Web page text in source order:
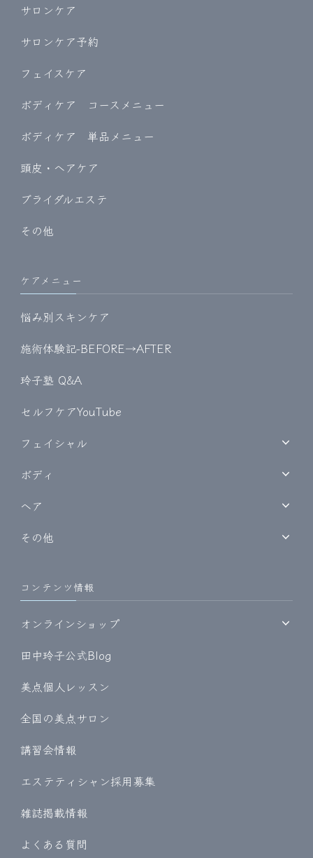
サロンケア
サロンケア予約
フェイスケア
ボディケア コースメニュー
ボディケア 単品メニュー
頭皮・ヘアケア
ブライダルエステ
その他
ケアメニュー
悩み別スキンケア
施術体験記-BEFORE→AFTER
玲子塾 Q&A
セルフケアYouTube
フェイシャル
ボディ
ヘア
その他
コンテンツ情報
オンラインショップ
田中玲子公式Blog
美点個人レッスン
全国の美点サロン
講習会情報
エステティシャン採用募集
雑誌掲載情報
よくある質問